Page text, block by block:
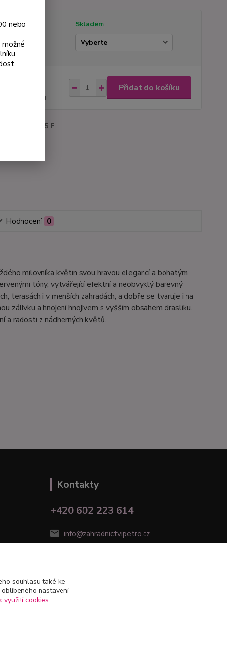
Skladem
bez DPH
Přidat do košíku
1135 F
Hodnocení 0
milovníka květin svou hravou elegancí a bohatým
tóny, vytvářející efektní a neobvyklý barevný
terasách i v menších zahradách, a dobře se tvaruje i na
zálivku a hnojení hnojivem s vyšším obsahem draslíku.
a radosti z nádherných květů.
Kontakty
+420 602 223 614
info@zahradnictvipetro.cz
nebo
souhlasu také ke
nastavení
využití cookies